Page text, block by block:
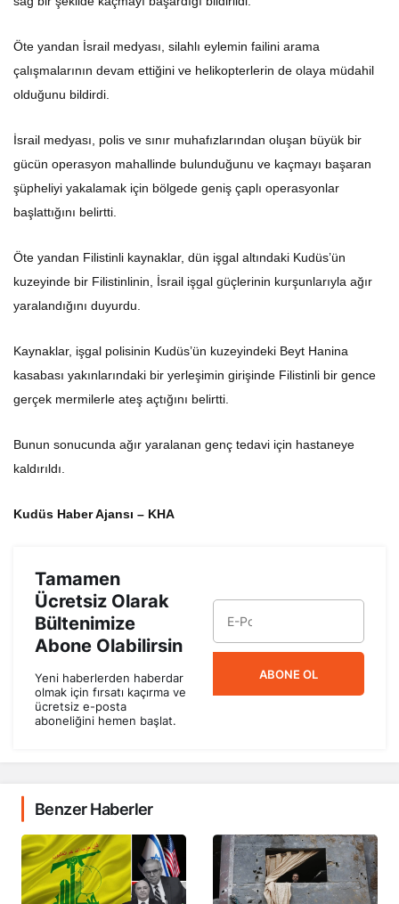
Öte yandan İsrail medyası, silahlı eylemin failini arama
çalışmalarının devam ettiğini ve helikopterlerin de olaya müdahil
olduğunu bildirdi.
İsrail medyası, polis ve sınır muhafızlarından oluşan büyük bir
gücün operasyon mahallinde bulunduğunu ve kaçmayı başaran
şüpheliyi yakalamak için bölgede geniş çaplı operasyonlar
başlattığını belirtti.
Öte yandan Filistinli kaynaklar, dün işgal altındaki Kudüs’ün
kuzeyinde bir Filistinlinin, İsrail işgal güçlerinin kurşunlarıyla ağır
yaralandığını duyurdu.
Kaynaklar, işgal polisinin Kudüs’ün kuzeyindeki Beyt Hanina
kasabası yakınlarındaki bir yerleşimin girişinde Filistinli bir gence
gerçek mermilerle ateş açtığını belirtti.
Bunun sonucunda ağır yaralanan genç tedavi için hastaneye
kaldırıldı.
Kudüs Haber Ajansı – KHA
Tamamen
Ücretsiz Olarak
Bültenimize
Abone Olabilirsin
Yeni haberlerden haberdar
olmak için fırsatı kaçırma ve
ücretsiz e-posta
aboneliğini hemen başlat.
ABONE OL
Benzer Haberler